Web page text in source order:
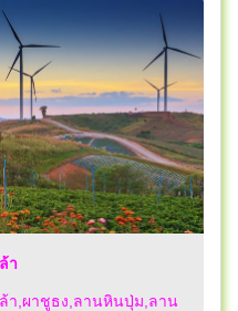
า
า,ผาชูธง,ลานหินปุ่ม,ลาน